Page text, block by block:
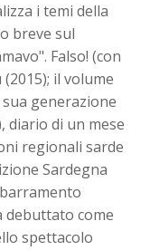
i temi della
breve sul
Falso! (con
il volume
generazione
diario di un mese
regionali sarde
Sardegna
debuttato come
spettacolo